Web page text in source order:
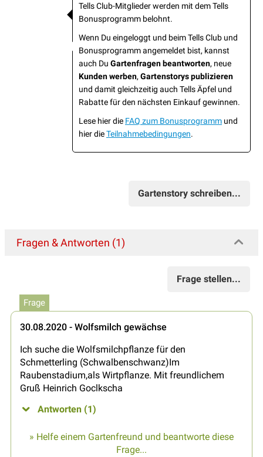
Tells Club-Mitglieder werden mit dem Tells
Bonusprogramm belohnt.
Wenn Du eingeloggt und beim Tells Club und
Bonusprogramm angemeldet bist, kannst
auch Du Gartenfragen beantworten, neue
Kunden werben, Gartenstorys publizieren
und damit gleichzeitig auch Tells Äpfel und
Rabatte für den nächsten Einkauf gewinnen.
Lese hier die FAQ zum Bonusprogramm und
hier dieTeilnahmebedingungen.
Gartenstory schreiben...
Fragen & Antworten (1)
Frage stellen...
Frage
30.08.2020 - Wolfsmilch gewächse
Ich suche die Wolfsmilchpflanze für den
Schmetterling (Schwalbenschwanz)Im
Raubenstadium,als Wirtpflanze. Mit freundlichem
Gruß Heinrich Goclkscha
Antworten (1)
» Helfe einem Gartenfreund und beantworte diese
Frage...